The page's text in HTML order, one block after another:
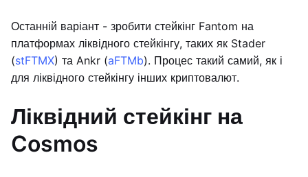
Останній варіант - зробити стейкінг Fantom на
платформах ліквідного стейкінгу, таких як Stader
(stFTMX) та Ankr (aFTMb). Процес такий самий, як і
для ліквідного стейкінгу інших криптовалют.
Ліквідний стейкінг на
Cosmos